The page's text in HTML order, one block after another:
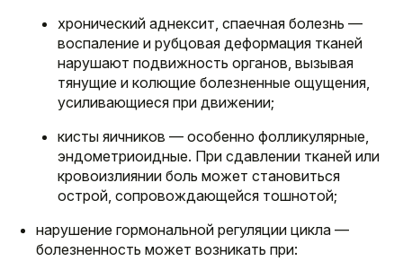
хронический аднексит, спаечная болезнь —
воспаление и рубцовая деформация тканей
нарушают подвижность органов, вызывая
тянущие и колющие болезненные ощущения,
усиливающиеся при движении;
кисты яичников — особенно фолликулярные,
эндометриоидные. При сдавлении тканей или
кровоизлиянии боль может становиться
острой, сопровождающейся тошнотой;
нарушение гормональной регуляции цикла —
болезненность может возникать при: